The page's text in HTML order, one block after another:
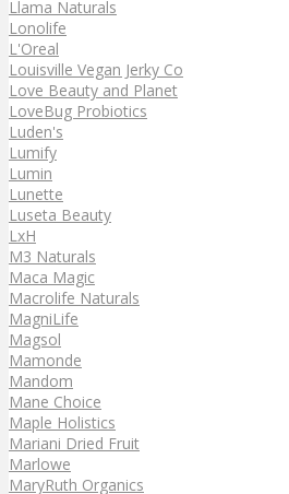
Llama Naturals
Lonolife
L'Oreal
Louisville Vegan Jerky Co
Love Beauty and Planet
LoveBug Probiotics
Luden's
Lumify
Lumin
Lunette
Luseta Beauty
LxH
M3 Naturals
Maca Magic
Macrolife Naturals
MagniLife
Magsol
Mamonde
Mandom
Mane Choice
Maple Holistics
Mariani Dried Fruit
Marlowe
MaryRuth Organics